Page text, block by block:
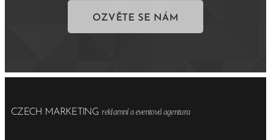
OZVĚTE SE NÁM
CZECH MARKETING reklamní a eventová agentura